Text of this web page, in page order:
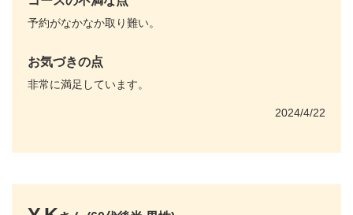
予約がなかなか取り難い。
お気づきの点
非常に満足しています。
2024/4/22